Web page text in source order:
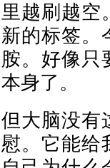
里越刷越空
新的标签。
胺。好像只
本身了。
但大脑没有
慰。它能给